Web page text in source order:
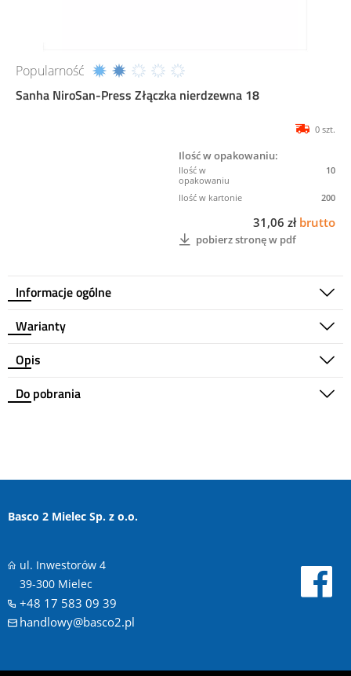
Popularność
Sanha NiroSan-Press Złączka nierdzewna 18
Informacje ogólne
0 szt.
Ilość w opakowaniu:
10
200
31,06 zł brutto
pobierz stronę w pdf
Warianty
Opis
Do pobrania
Basco 2 Mielec Sp. z o.o.
ul. Inwestorów 4
39-300 Mielec
+48 17 583 09 39
handlowy@basco2.pl